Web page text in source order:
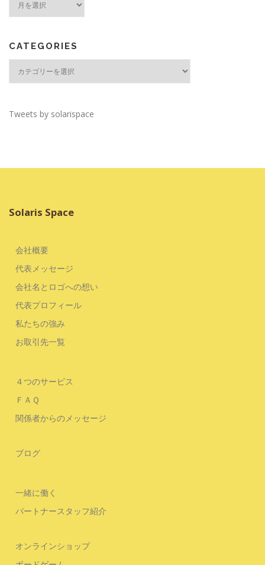
CATEGORIES
Tweets by solarispace
Solaris Space
会社概要
代表メッセージ
会社名とロゴへの想い
代表プロフィール
私たちの強み
お取引先一覧
４つのサービス
ＦＡＱ
関係者からのメッセージ
ブログ
一緒に働く
パートナースタッフ紹介
オンラインショップ